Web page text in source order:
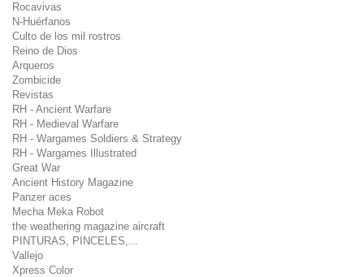
Rocavivas
N-Huérfanos
Culto de los mil rostros
Reino de Dios
Arqueros
Zombicide
Revistas
RH - Ancient Warfare
RH - Medieval Warfare
RH - Wargames Soldiers & Strategy
RH - Wargames Illustrated
Great War
Ancient History Magazine
Panzer aces
Mecha Meka Robot
the weathering magazine aircraft
PINTURAS, PINCELES,...
Vallejo
Xpress Color